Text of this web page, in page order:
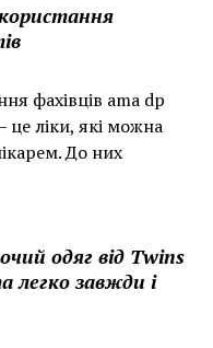
фахівців ama dp
це ліки, які можна
До них
одяг від Twins
легко завжди і